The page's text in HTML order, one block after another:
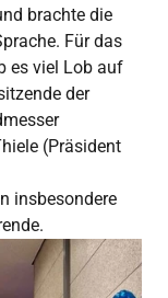
brachte die
Für das
es viel Lob auf
der
(Präsident
insbesondere